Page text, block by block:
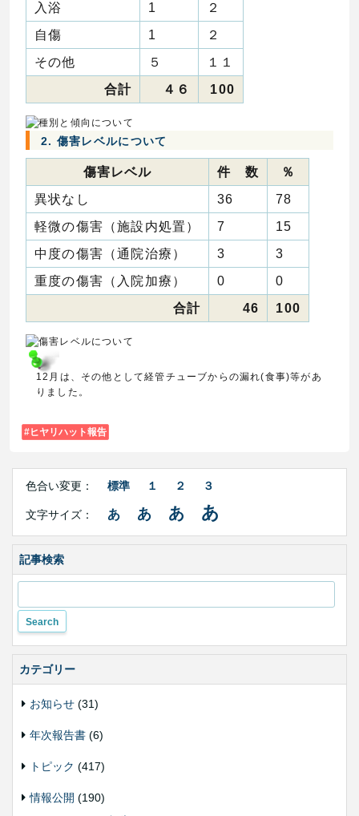
入浴
1
２
自傷
1
２
その他
５
１１
合計
４６ 100
2. 傷害レベルについて
傷害レベル 件 数
％
異状なし
36
78
軽微の傷害（施設内処置）
7
15
中度の傷害（通院治療）
3
3
重度の傷害（入院加療）
0
0
合計
46 100
12月は、その他として経管チューブからの漏れ(食事)等があ
りました。
ヒヤリハット報告
Right
Contents
合
変
色合い変更： 標準 １ ２ ３
文字サイズ： あ あ あ あ
記事検索
カテゴリー
お知らせ (31)
年次報告書 (6)
トピック (417)
情報公開 (190)